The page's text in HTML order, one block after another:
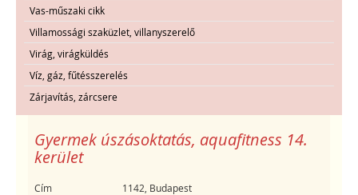
Vas-műszaki cikk
Villamossági szaküzlet, villanyszerelő
Virág, virágküldés
Víz, gáz, fűtésszerelés
Zárjavítás, zárcsere
Gyermek úszásoktatás, aquafitness 14.
kerület
Cím 1142, Budapest